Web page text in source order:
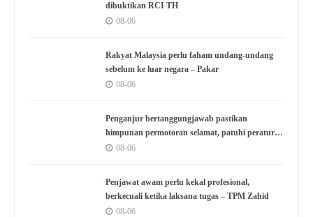
dibuktikan RCI TH
08-06
Rakyat Malaysia perlu faham undang-undang
sebelum ke luar negara – Pakar
08-06
Penganjur bertanggungjawab pastikan
himpunan permotoran selamat, patuhi peraturan
– Pakar
08-06
Penjawat awam perlu kekal profesional,
berkecuali ketika laksana tugas – TPM Zahid
08-06